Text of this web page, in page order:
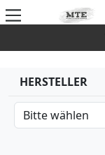
HERSTELLER